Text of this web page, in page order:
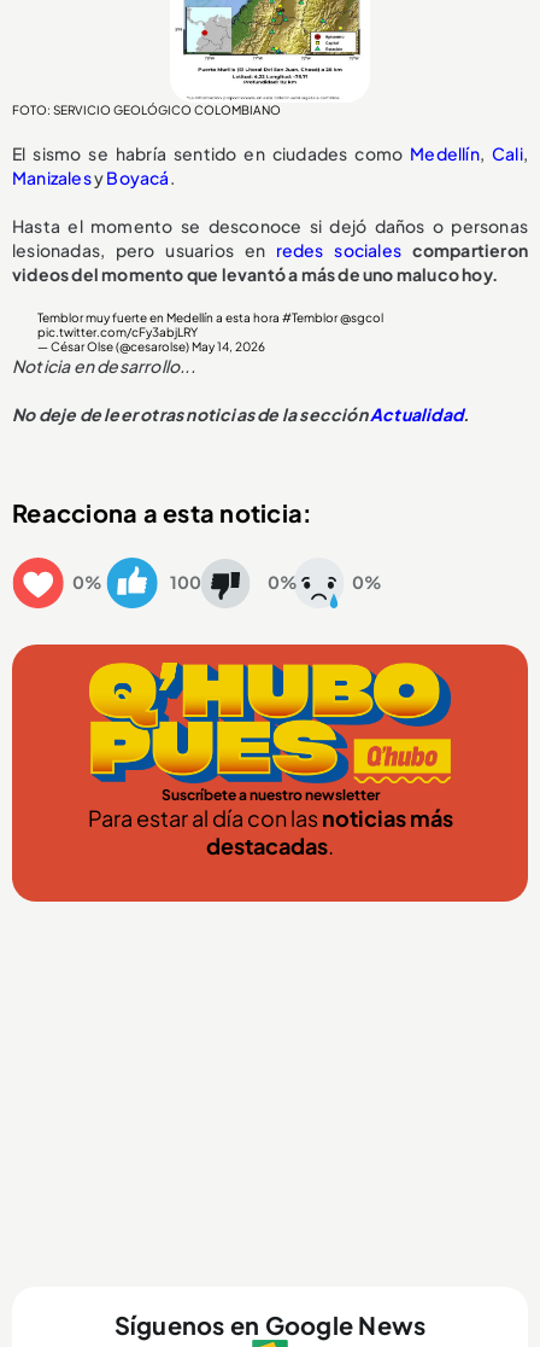
FOTO: SERVICIO GEOLÓGICO COLOMBIANO
El sismo se habría sentido en ciudades como Medellín, Cali,
ManizalesyBoyacá.
Hasta el momento se desconoce si dejó daños o personas
lesionadas, pero usuarios en redes sociales compartieron
videos del momento que levantó a más de uno maluco hoy.
Temblor muy fuerte en Medellín a esta hora#Temblor@sgcol
pic.twitter.com/cFy3abjLRY
— César Olse (@cesarolse) May 14, 2026
Noticia en desarrollo...
No deje de leer otras noticias de la secciónActualidad.
Reacciona a esta noticia:
0% 100 0% 0%
Suscríbete a nuestro newsletter
Para estar al día con lasnoticias más
destacadas.
Síguenos en Google News